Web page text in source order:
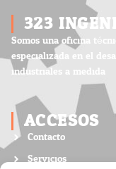
323
Somos una oficina
especializada en el
industriales a medida.
ACCESOS
Contacto
Servicios